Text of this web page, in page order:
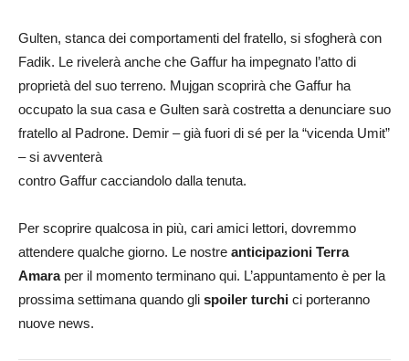
Gulten, stanca dei comportamenti del fratello, si sfogherà con
Fadik. Le rivelerà anche che Gaffur ha impegnato l’atto di
proprietà del suo terreno. Mujgan scoprirà che Gaffur ha
occupato la sua casa e Gulten sarà costretta a denunciare suo
fratello al Padrone. Demir – già fuori di sé per la “vicenda Umit”
– si avventerà
contro Gaffur cacciandolo dalla tenuta.
Per scoprire qualcosa in più, cari amici lettori, dovremmo
attendere qualche giorno. Le nostre anticipazioni Terra
Amaraper il momento terminano qui. L’appuntamento è per la
prossima settimana quando gli spoiler turchi ci porteranno
nuove news.